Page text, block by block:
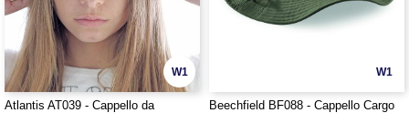
W1
Atlantis AT039 - Cappello da
W1
Beechfield BF088 - Cappello Cargo